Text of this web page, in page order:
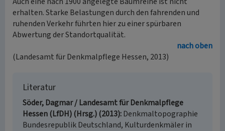
erhalten. Starke Belastungen durch den fahrenden und
ruhenden Verkehr führten hier zu einer spürbaren
Abwertung der Standortqualität.
nach oben
(Landesamt für Denkmalpflege Hessen, 2013)
Literatur
Söder, Dagmar / Landesamt für Denkmalpflege
Hessen (LfDH) (Hrsg.) (2013) Denkmaltopographie
Bundesrepublik Deutschland, Kulturdenkmäler in